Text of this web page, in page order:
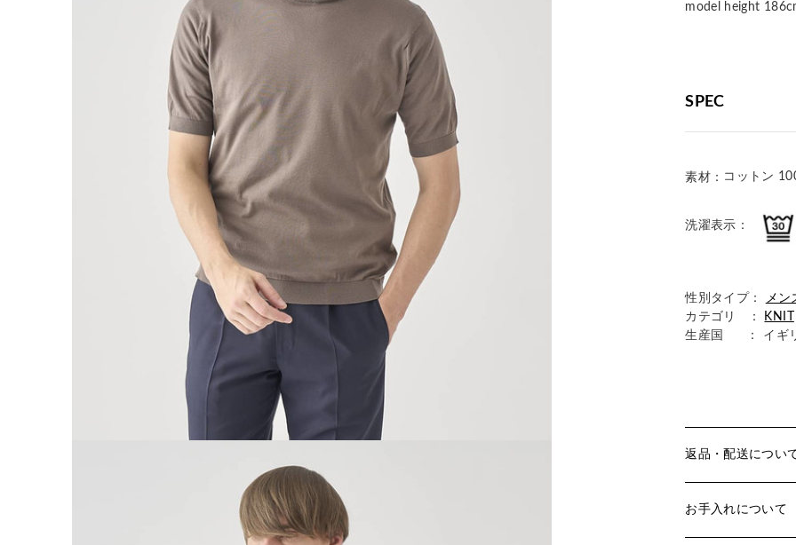
model height
SPEC
素材： コットン
洗濯表示：
性別タイプ：
メン
カテゴリ ：
KNIT
生産国
： イギ
返品・配送につい
お手入れについて